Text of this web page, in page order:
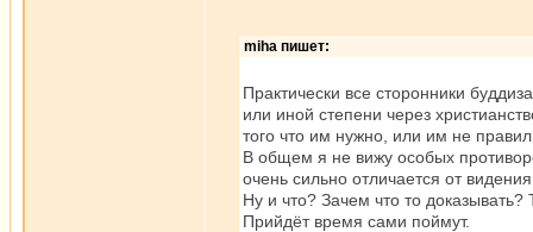
miha пишет:
Практически все сторонники
или иной степени через
того что им нужно, или им не
В общем я не вижу особых
очень сильно отличается от
Ну и что? Зачем что то доказывать?
Прийдёт время сами поймут.